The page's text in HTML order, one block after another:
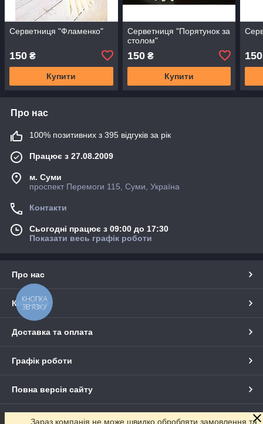
Серветниця "Фламенко"
150 ₴
Купити
Серветниця "Порятунок за
столом"
150₴
Купити
150
Про нас
100% позитивних з 395 відгуків за рік
Працює з 27.08.2009
м. Суми
проспект Перемоги 115, Суми, Україна
Контакти
Сьогодні працює з 09:00 до 17:30
Показати весь графік роботи
Про нас
Контакти
Доставка та оплата
Графік роботи
Повна версія сайту
Сайт створено на маркетплейсі Prom.ua
Зараз компанія не може швидко обробляти замовлення та
КНОПКА
ЗВ'ЯЗКУ